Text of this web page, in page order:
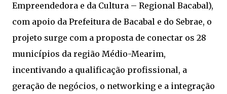
Empreendedora e da Cultura – Regional Bacabal),
com apoio da Prefeitura de Bacabal e do Sebrae, o
projeto surge com a proposta de conectar os 28
municípios da região Médio-Mearim,
incentivando a qualificação profissional, a
geração de negócios, o networking e a integração